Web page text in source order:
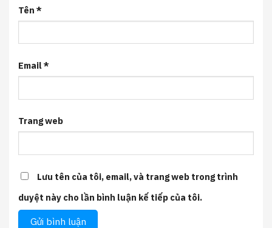
Tên *
Email*
Trang web
Lưu tên của tôi, email, và trang web trong trình
duyệt này cho lần bình luận kế tiếp của tôi.